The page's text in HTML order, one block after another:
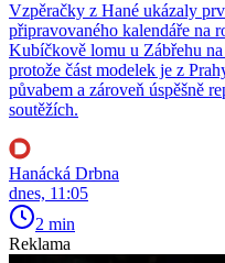
Vzpěračky z Hané ukázaly
připravovaného kalendáře na
Kubíčkově lomu u Zábřehu
protože část modelek je z
půvabem a zároveň úspěšně
soutěžích.
Hanácká Drbna
dnes, 11:05
2 min
Reklama